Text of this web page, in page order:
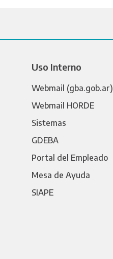
Uso Interno
Webmail (gba.gob.ar)
Webmail HORDE
Sistemas
GDEBA
Portal del Empleado
Mesa de Ayuda
SIAPE